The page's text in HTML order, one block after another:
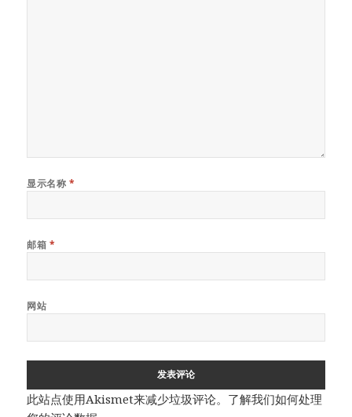
显示名称 *
邮箱 *
网站
此站点使用Akismet来减少垃圾评论。 了解我们如何处理